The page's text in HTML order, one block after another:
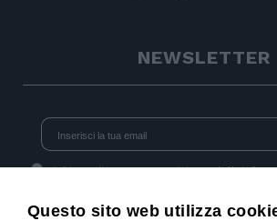
NEWSLETTER
Dichiaro di aver preso visione dell'
Questo sito web utilizza